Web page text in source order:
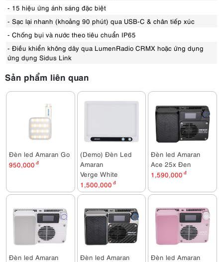
- 15 hiệu ứng ánh sáng đặc biệt
- Sạc lại nhanh (khoảng 90 phút) qua USB-C & chân tiếp xúc
- Chống bụi và nước theo tiêu chuẩn IP65
- Điều khiển không dây qua LumenRadio CRMX hoặc ứng dụng
ứng dụng Sidus Link
Sản phẩm liên quan
Đèn led Amaran Go
950,000 đ
(Demo) Đèn Led
Amaran
Verge White
1,500,000 đ
Đèn led Amaran
Ace 25x Đen
1,590,000 đ
Đèn led Amaran
Đèn led Amaran
Đèn led Amaran